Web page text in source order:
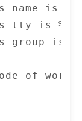
name is
tty is
group is
of